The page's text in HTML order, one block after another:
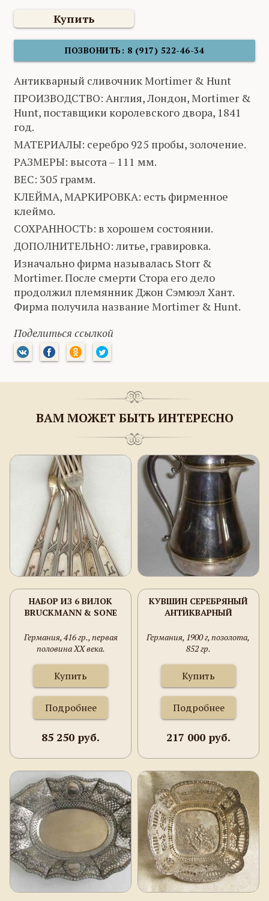
Купить
ПОЗВОНИТЬ: 8 (917) 522-46-34
Антикварный сливочник Mortimer & Hunt
ПРОИЗВОДСТВО: Англия, Лондон, Mortimer &
Hunt, поставщики королевского двора, 1841
год.
МАТЕРИАЛЫ: серебро 925 пробы, золочение.
РАЗМЕРЫ: высота – 111 мм.
ВЕС: 305 грамм.
КЛЕЙМА, МАРКИРОВКА: есть фирменное
клеймо.
СОХРАННОСТЬ: в хорошем состоянии.
ДОПОЛНИТЕЛЬНО: литье, гравировка.
Изначально фирма называлась Storr &
Mortimer. После смерти Стора его дело
продолжил племянник Джон Сэмюэл Хант.
Фирма получила название Mortimer & Hunt.
Поделиться ссылкой
ВАМ МОЖЕТ БЫТЬ ИНТЕРЕСНО
НАБОР ИЗ 6 ВИЛОК
BRUCKMANN & SONE
Германия, 416 гр., первая
половина ХХ века.
Купить
Подробнее
85 250 руб.
КУВШИН СЕРЕБРЯНЫЙ
АНТИКВАРНЫЙ
Германия, 1900 г, позолота,
852 гр.
Купить
Подробнее
217 000 руб.